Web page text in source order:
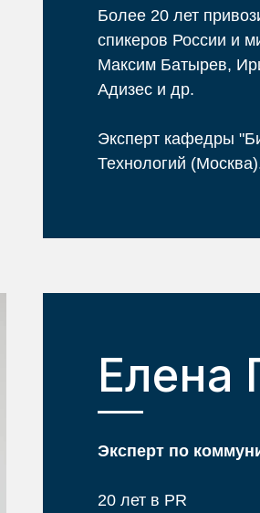
Более 20 лет
спикеров России и
Максим Батырев,
Адизес и др.
Эксперт кафедры
Технологий
Елена
Эксперт по
20 лет в PR